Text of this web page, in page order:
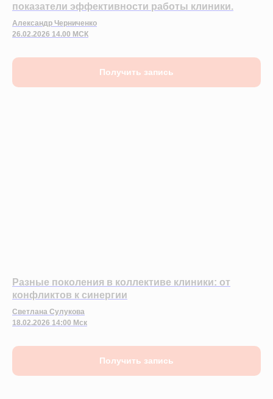
показатели эффективности работы клиники.
Александр Черниченко
26.02.2026 14.00 МСК
Получить запись
Разные поколения в коллективе клиники: от
конфликтов к синергии
Светлана Сулукова
18.02.2026 14:00 Мск
Получить запись